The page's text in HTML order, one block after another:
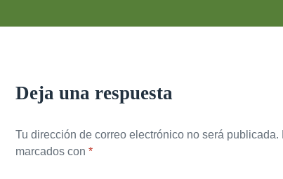
Deja una respuesta
Tu dirección de correo electrónico no será publicada.
marcados con*